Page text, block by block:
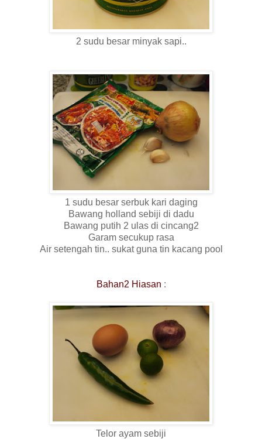
2 sudu besar minyak sapi..
1 sudu besar serbuk kari daging
Bawang holland sebiji di dadu
Bawang putih 2 ulas di cincang2
Garam secukup rasa
Air setengah tin.. sukat guna tin kacang pool
Bahan2 Hiasan :
Telor ayam sebiji